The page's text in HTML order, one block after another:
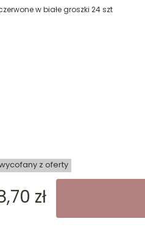
w białe groszki 24 szt
z oferty
zł